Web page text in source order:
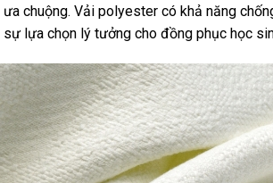
chuộng. Vải polyester có khả năng
sự lựa chọn lý tưởng cho đồng phục học